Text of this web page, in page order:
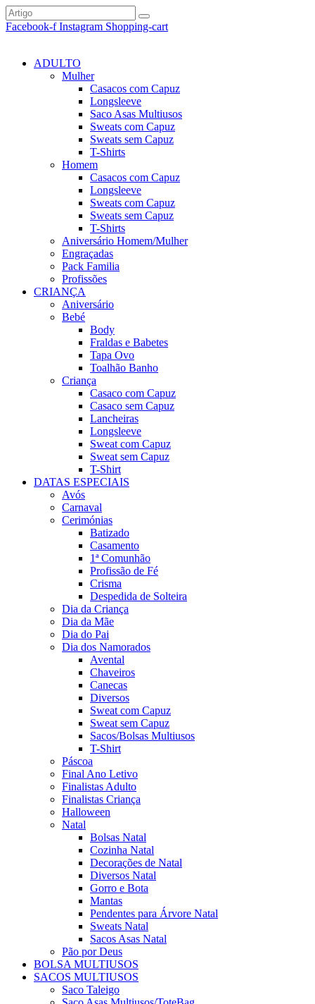
Facebook-f Instagram Shopping-cart
ADULTO
Mulher
Casacos com Capuz
Longsleeve
Saco Asas Multiusos
Sweats com Capuz
Sweats sem Capuz
T-Shirts
Homem
Casacos com Capuz
Longsleeve
Sweats com Capuz
Sweats sem Capuz
T-Shirts
Aniversário Homem/Mulher
Engraçadas
Pack Familia
Profissões
CRIANÇA
Aniversário
Bebé
Body
Fraldas e Babetes
Tapa Ovo
Toalhão Banho
Criança
Casaco com Capuz
Casaco sem Capuz
Lancheiras
Longsleeve
Sweat com Capuz
Sweat sem Capuz
T-Shirt
DATAS ESPECIAIS
Avós
Carnaval
Cerimónias
Batizado
Casamento
1ª Comunhão
Profissão de Fé
Crisma
Despedida de Solteira
Dia da Criança
Dia da Mãe
Dia do Pai
Dia dos Namorados
Avental
Chaveiros
Canecas
Diversos
Sweat com Capuz
Sweat sem Capuz
Sacos/Bolsas Multiusos
T-Shirt
Páscoa
Final Ano Letivo
Finalistas Adulto
Finalistas Criança
Halloween
Natal
Bolsas Natal
Cozinha Natal
Decorações de Natal
Diversos Natal
Gorro e Bota
Mantas
Pendentes para Árvore Natal
Sweats Natal
Sacos Asas Natal
Pão por Deus
BOLSA MULTIUSOS
SACOS MULTIUSOS
Saco Taleigo